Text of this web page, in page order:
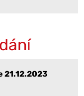
21.12.2023